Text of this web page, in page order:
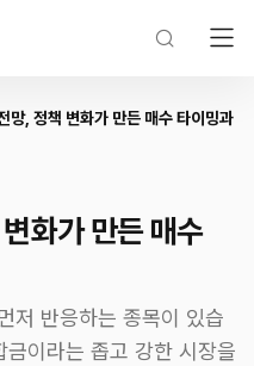
망, 정책 변화가 만든 매수 타이밍과
화가 만든 매수
저 반응하는 종목이 있습
이라는 좁고 강한 시장을